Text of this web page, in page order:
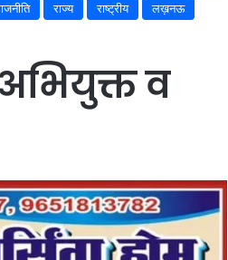
राज्य राष्ट्रीय
लख़नऊ
व